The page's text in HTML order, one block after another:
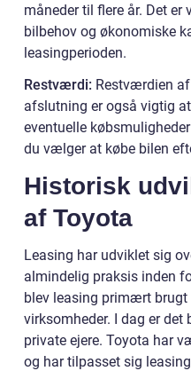
måneder til flere år. Det er
bilbehov og økonomiske
leasingperioden.
Restværdi: Restværdien
afslutning er også vigtig
eventuelle
du vælger at købe bilen
Historisk
af Toyota
Leasing har udviklet sig
almindelig praksis inden
blev leasing primært brugt
virksomheder. I dag er
private ejere. Toyota har
og har tilpasset sig